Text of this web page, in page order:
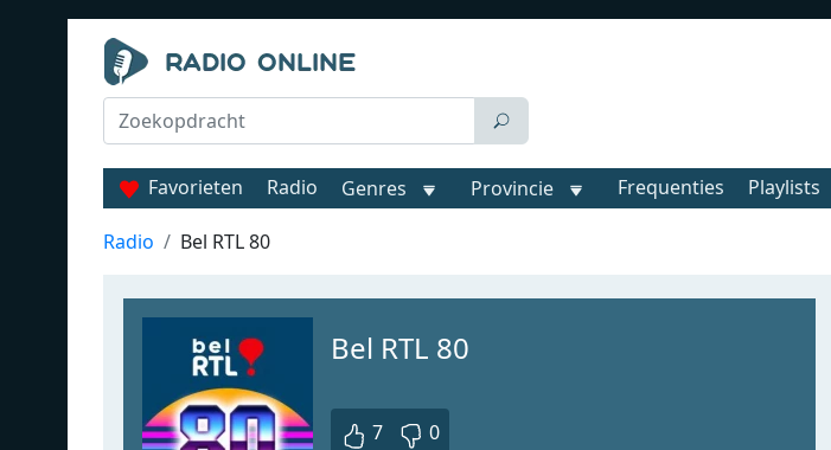
Favorieten Radio Genres Provincie Frequenties Playlists
Radio Bel RTL 80
Bel RTL 80
7 0